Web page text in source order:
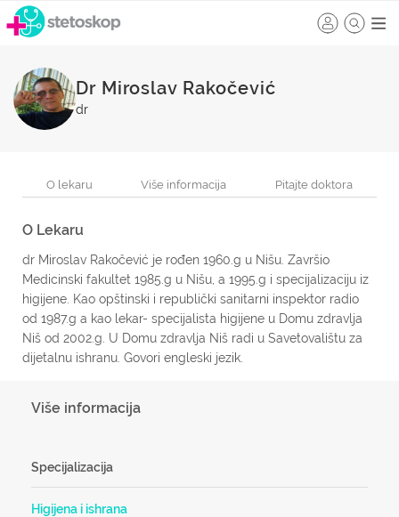
Dr Miroslav Rakočević
dr
O lekaru Više informacija Pitajte doktora
O Lekaru
dr Miroslav Rakočević je rođen 1960.g u Nišu. Završio
Medicinski fakultet 1985.g u Nišu, a 1995.g i specijalizaciju iz
higijene. Kao opštinski i republički sanitarni inspektor radio
od 1987.g a kao lekar- specijalista higijene u Domu zdravlja
Niš od 2002.g. U Domu zdravlja Niš radi u Savetovalištu za
dijetalnu ishranu. Govori engleski jezik.
Više informacija
Specijalizacija
Higijena i ishrana